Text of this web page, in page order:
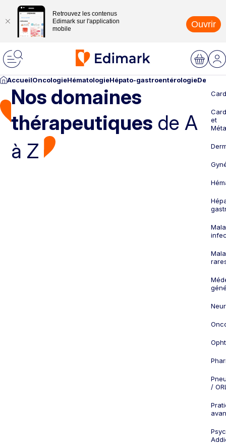
Retrouvez les contenus
Edimark sur l'application
mobile
Ouvrir
AccueilOncologieHématologieHépato-gastroentérologie
Nos domaines
thérapeutiques de A
à Z
et
/